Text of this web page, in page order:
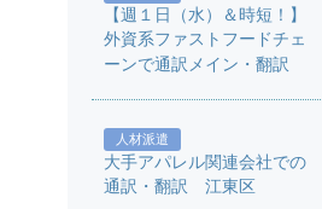
【週１日（水）＆時短！】
外資系ファストフードチェ
ーンで通訳メイン・翻訳
人材派遣
大手アパレル関連会社での
通訳・翻訳 江東区